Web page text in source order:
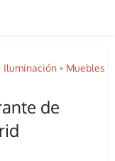
Iluminación • Muebles
de